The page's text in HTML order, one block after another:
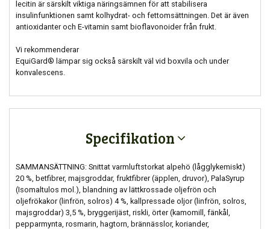
lecitin är särskilt viktiga näringsämnen för att stabilisera
insulinfunktionen samt kolhydrat- och fettomsättningen. Det är även
antioxidanter och E-vitamin samt bioflavonoider från frukt.
Vi rekommenderar
EquiGard® lämpar sig också särskilt väl vid boxvila och under
konvalescens.
Specifikation
SAMMANSÄTTNING: Snittat varmluftstorkat alpehö (lågglykemiskt)
20 %, betfibrer, majsgroddar, fruktfibrer (äpplen, druvor), PalaSyrup
(Isomaltulos mol.), blandning av lättkrossade oljefrön och
oljefrökakor (linfrön, solros) 4 %, kallpressade oljor (linfrön, solros,
majsgroddar) 3,5 %, bryggerijäst, riskli, örter (kamomill, fänkål,
pepparmynta, rosmarin, hagtorn, brännässlor, koriander,